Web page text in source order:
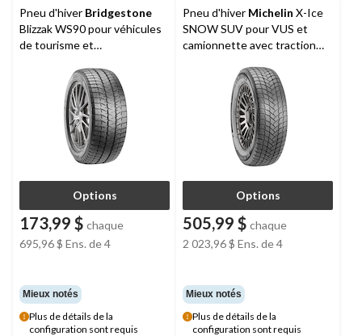
Pneu d'hiver Bridgestone
Blizzak WS90 pour véhicules
de tourisme et
Options
173,99 $ chaque
695,96 $ Ens. de 4
Mieux notés
Plus de détails de la
configuration sont requis
Pneu d'hiver Michelin X-Ice
SNOW SUV pour VUS et
camionnette avec traction
enneigée et glacée
Options
505,99 $ chaque
2 023,96 $ Ens. de 4
Mieux notés
Plus de détails de la
configuration sont requis